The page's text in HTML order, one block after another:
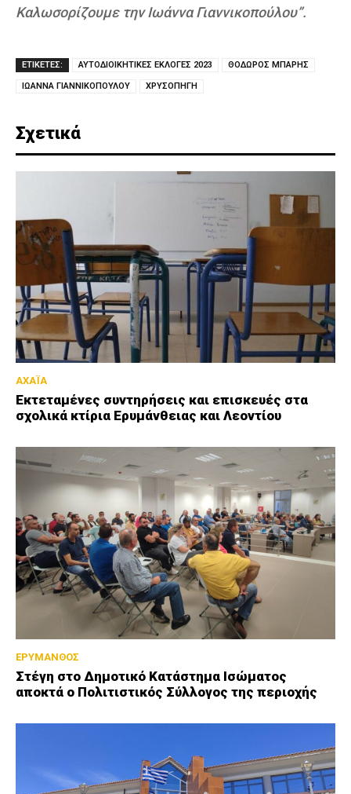
Καλωσορίζουμε την Ιωάννα Γιαννικοπούλου”.
ΕΤΙΚΕΤΕΣ: ΑΥΤΟΔΙΟΙΚΗΤΙΚΕΣ ΕΚΛΟΓΕΣ 2023 ΘΟΔΩΡΟΣ ΜΠΑΡΗΣ
ΙΩΑΝΝΑ ΓΙΑΝΝΙΚΟΠΟΥΛΟΥ ΧΡΥΣΟΠΗΓΗ
Σχετικά
ΑΧΑΪΑ
Εκτεταμένες συντηρήσεις και επισκευές στα
σχολικά κτίρια Ερυμάνθειας και Λεοντίου
ΕΡΥΜΑΝΘΟΣ
Στέγη στο Δημοτικό Κατάστημα Ισώματος
αποκτά ο Πολιτιστικός Σύλλογος της περιοχής